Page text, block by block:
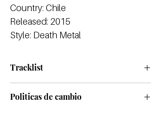
Country: Chile
Released: 2015
Style: Death Metal
Tracklist
Politicas de cambio